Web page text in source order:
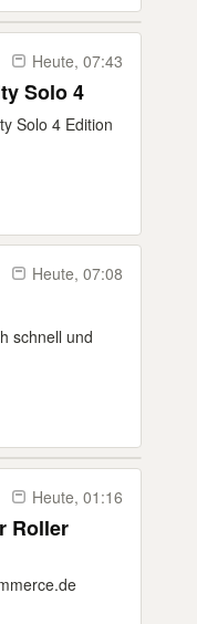
Heute, 07:43
Life&Mobility Solo 4
Solo 4 Edition
Heute, 07:08
schnell und
Heute, 01:16
Roller